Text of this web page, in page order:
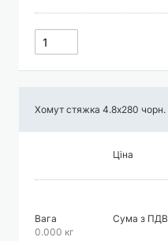
Хомут стяжка 4.8х280 чорн.
Ціна
Вага
0.000 кг
Сума з ПДВ